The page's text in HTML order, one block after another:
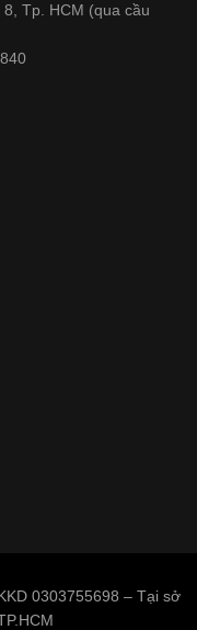
Tp. HCM (qua cầu
0303755698 – Tại sở